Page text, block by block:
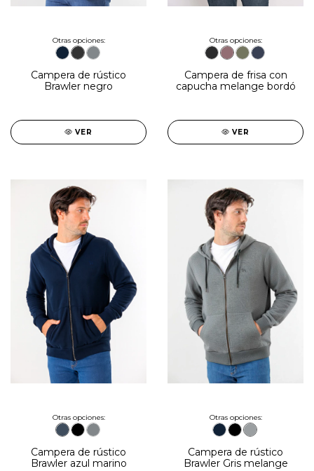
Otras opciones:
Campera de rústico
Brawler negro
VER
Otras opciones:
Campera de frisa con
capucha melange bordó
VER
Otras opciones:
Campera de rústico
Brawler azul marino
Otras opciones:
Campera de rústico
Brawler Gris melange